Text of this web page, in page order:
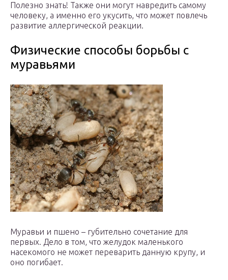
Полезно знать! Также они могут навредить самому
человеку, а именно его укусить, что может повлечь
развитие аллергической реакции.
Физические способы борьбы с
муравьями
Муравьи и пшено – губительно сочетание для
первых. Дело в том, что желудок маленького
насекомого не может переварить данную крупу, и
оно погибает.